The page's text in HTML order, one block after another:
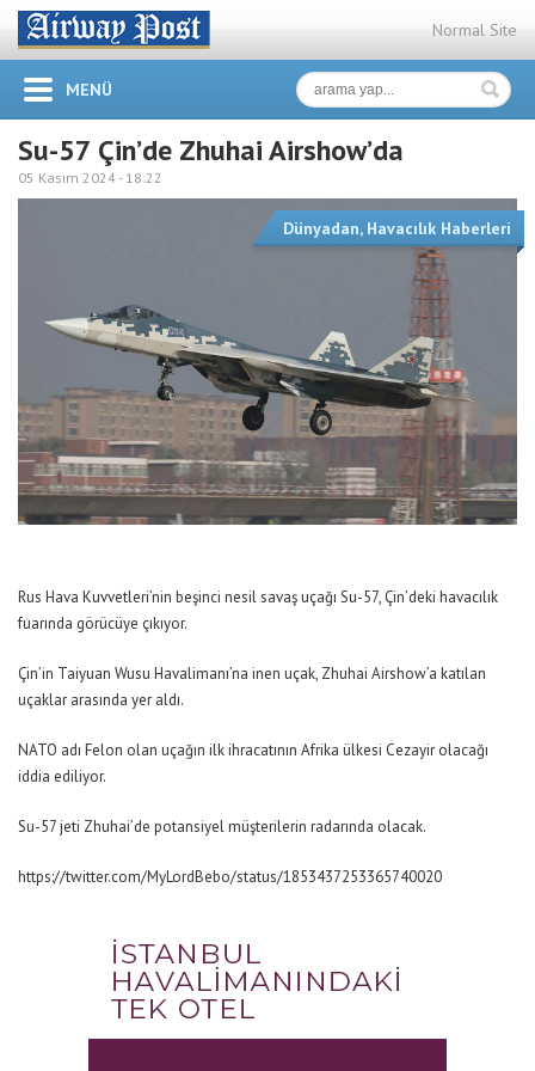
Normal Site
MENÜ
Su-57 Çin’de Zhuhai Airshow’da
05 Kasım 2024 - 18:22
Dünyadan, Havacılık Haberleri
Rus Hava Kuvvetleri’nin beşinci nesil savaş uçağı Su-57, Çin’deki havacılık
fuarında görücüye çıkıyor.
Çin’in Taiyuan Wusu Havalimanı’na inen uçak, Zhuhai Airshow’a katılan
uçaklar arasında yer aldı.
NATO adı Felon olan uçağın ilk ihracatının Afrika ülkesi Cezayir olacağı
iddia ediliyor.
Su-57 jeti Zhuhai’de potansiyel müşterilerin radarında olacak.
https://twitter.com/MyLordBebo/status/1853437253365740020